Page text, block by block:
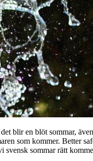
blir en blöt sommar,
som kommer. Better
svensk sommar rätt